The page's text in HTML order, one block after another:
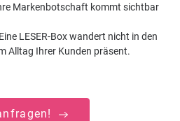
Markenbotschaft kommt sichtbar
Eine LESER-Box wandert nicht in den
Alltag Ihrer Kunden präsent.